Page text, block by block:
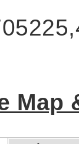
Map